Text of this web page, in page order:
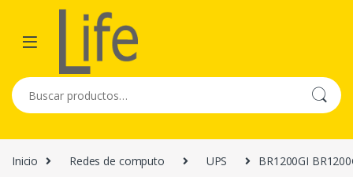
Skip to navigation
Skip to content
Buscar por:
Inicio Redes de computo UPS BR1200GI